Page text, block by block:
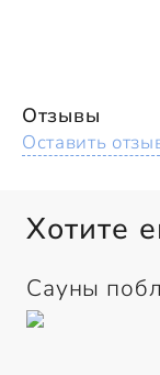
Отзывы
Оставить
Хотите
Сауны